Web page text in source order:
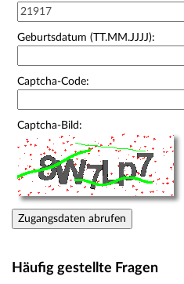
Geburtsdatum (TT.MM.JJJJ):
Captcha-Code:
Captcha-Bild:
Zugangsdaten abrufen
Häufig gestellte Fragen